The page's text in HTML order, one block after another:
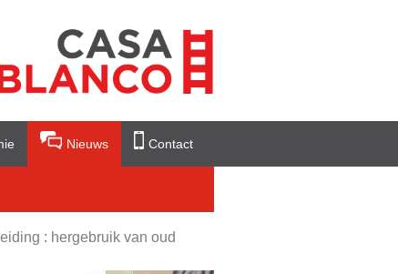
Nieuws Contact
: hergebruik van oud